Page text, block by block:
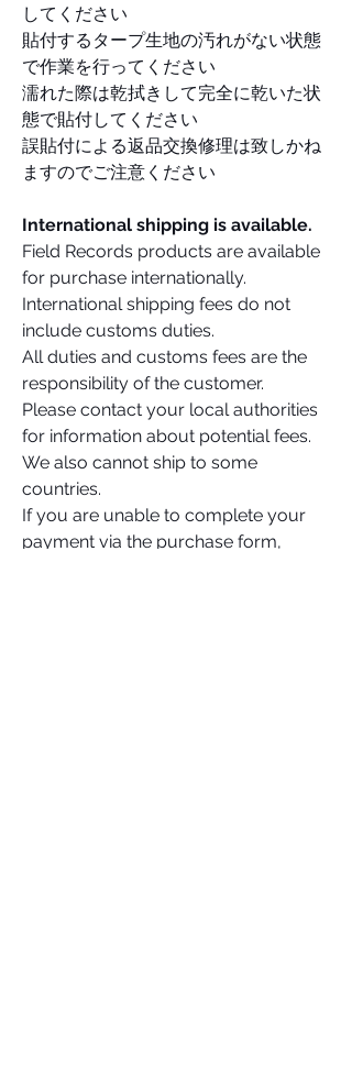
してください
貼付するタープ生地の汚れがない状態
で作業を行ってください
濡れた際は乾拭きして完全に乾いた状
態で貼付してください
誤貼付による返品交換修理は致しかね
ますのでご注意ください
International shipping is available.
Field Records products are available
for purchase internationally.
International shipping fees do not
include customs duties.
All duties and customs fees are the
responsibility of the customer.
Please contact your local authorities
for information about potential fees.
We also cannot ship to some
countries.
If you are unable to complete your
payment via the purchase form,